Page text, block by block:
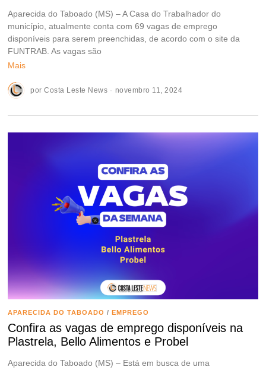
Aparecida do Taboado (MS) – A Casa do Trabalhador do
município, atualmente conta com 69 vagas de emprego
disponíveis para serem preenchidas, de acordo com o site da
FUNTRAB. As vagas são
Mais
porCosta Leste News novembro 11, 2024
APARECIDA DO TABOADO / EMPREGO
Confira as vagas de emprego disponíveis na
Plastrela, Bello Alimentos e Probel
Aparecida do Taboado (MS) – Está em busca de uma